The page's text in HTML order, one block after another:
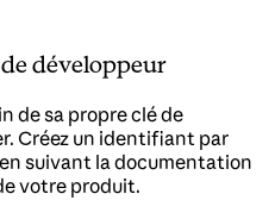
développeur
de sa propre clé de
Créez un identifiant par
suivant la documentation
votre produit.